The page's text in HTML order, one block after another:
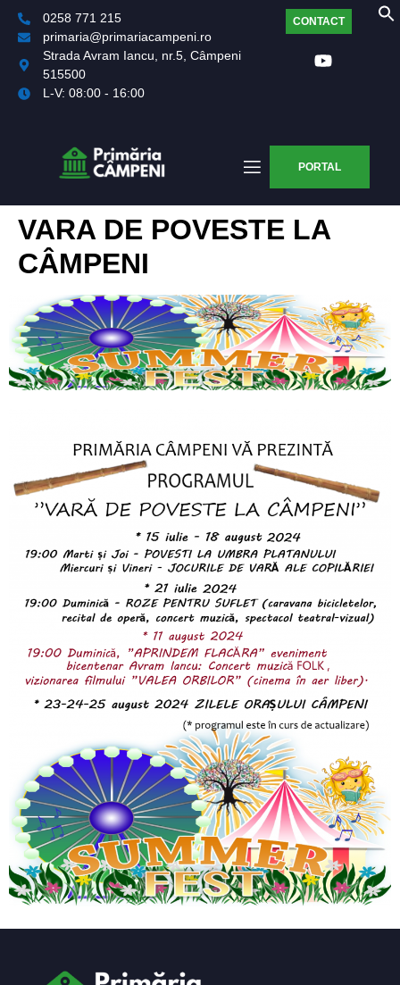
0258 771 215
primaria@primariacampeni.ro
Strada Avram Iancu, nr.5, Câmpeni
515500
L-V: 08:00 - 16:00
CONTACT
PORTAL
VARA DE POVESTE LA
CÂMPENI